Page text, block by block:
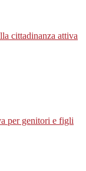
cittadinanza attiva
per genitori e figli